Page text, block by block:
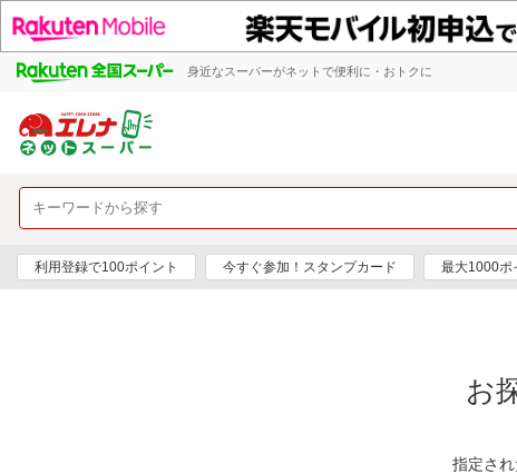
身近なスーパーがネットで便利に・おトクに
利用登録で100ポイント 今すぐ参加！スタンプカード 最大1000ポ
お
指定さ